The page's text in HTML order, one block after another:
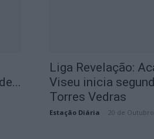
Liga Revelação:
Viseu inicia
Torres Vedras
Estação Diária 20 de